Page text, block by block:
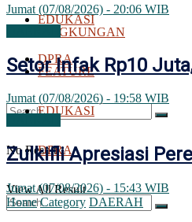
EDUKASI
DPRA
No Result
View All Result
LINGKUNGAN
FEATURE
EDUKASI
DPRA
Jumat (07/08/2026) - 20:06 WIB
Setor Infak Rp10
Jumat (07/08/2026) - 19:58 WIB
Zulkifli Apresiasi
Jumat (07/08/2026) - 15:43 WIB
Home Category DAERAH